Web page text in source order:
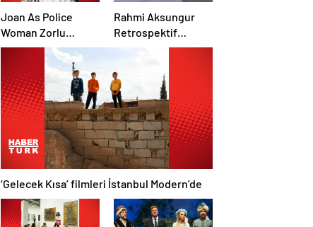
Joan As Police
Woman Zorlu
PSM’ye geliyor
Rahmi Aksungur
Retrospektif
sergisi açıldı
‘Gelecek Kısa’ filmleri İstanbul Modern’de